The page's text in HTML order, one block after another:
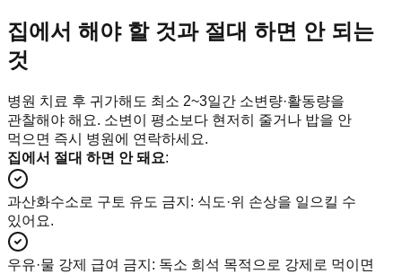
집에서 해야 할 것과 절대 하면 안 되는
것
병원 치료 후 귀가해도 최소 2~3일간 소변량·활동량을
관찰해야 해요. 소변이 평소보다 현저히 줄거나 밥을 안
먹으면 즉시 병원에 연락하세요.
집에서 절대 하면 안 돼요:
과산화수소로 구토 유도 금지 : 식도·위 손상을 일으킬 수
있어요.
우유·물 강제 급여 금지 : 독소 희석 목적으로 강제로 먹이면